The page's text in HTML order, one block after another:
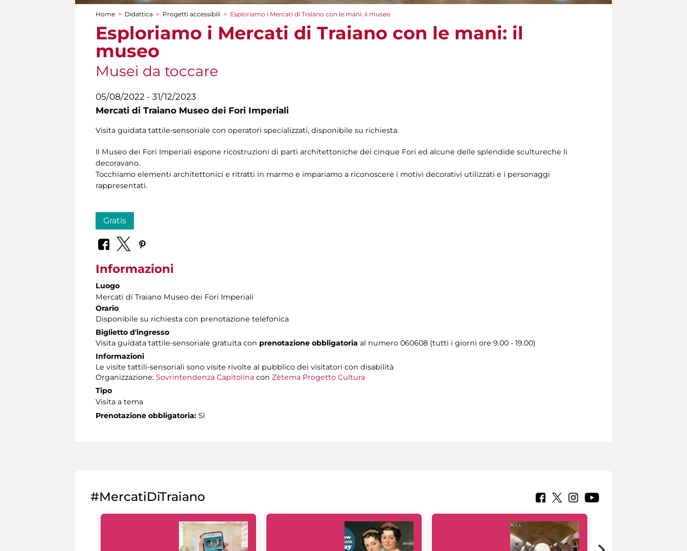
Tu sei qui
Home > Didattica > Progetti accessibili > Esploriamo i Mercati di Traiano con le mani: il museo
Esploriamo i Mercati di Traiano con le mani: il
museo
Musei da toccare
05/08/2022 - 31/12/2023
Mercati di Traiano Museo dei Fori Imperiali
Visita guidata tattile-sensoriale con operatori specializzati, disponibile su richiesta.
Il Museo dei Fori Imperiali espone ricostruzioni di parti architettoniche dei cinque Fori ed alcune delle splendide scultureche li
decoravano.
Tocchiamo elementi architettonici e ritratti in marmo e impariamo a riconoscere i motivi decorativi utilizzati e i personaggi
rappresentati.
Gratis
Informazioni
Luogo
Mercati di Traiano Museo dei Fori Imperiali
Orario
Disponibile su richiesta con prenotazione telefonica
Biglietto d'ingresso
Visita guidata tattile-sensoriale gratuita con prenotazione obbligatoria al numero 060608 (tutti i giorni ore 9.00 - 19.00)
Informazioni
Le visite tattili-sensoriali sono visite rivolte al pubblico dei visitatori con disabilità
Organizzazione: Sovrintendenza Capitolina con Zètema Progetto Cultura
Tipo
Visita a tema
Prenotazione obbligatoria: Sì
#MercatiDiTraiano